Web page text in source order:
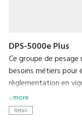
DPS-5000e Plus
Ce groupe de
besoins métiers
règlementation en
Osez le
viennoiserie-
automatique dédié
... more
Retail